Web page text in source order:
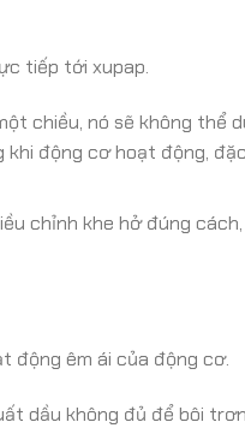
tiếp tới xupap.
chiều, nó sẽ không thể
động cơ hoạt động,
chỉnh khe hở đúng
động êm ái của động cơ.
dầu không đủ để bôi